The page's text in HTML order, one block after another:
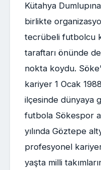
Kütahya
birlikte
tecrübeli futbolcu
taraftarı önünde
nokta koydu.
kariyer 1 Ocak
ilçesinde dünyaya
futbola Sökespor
yılında Göztepe
profesyonel
yaşta milli